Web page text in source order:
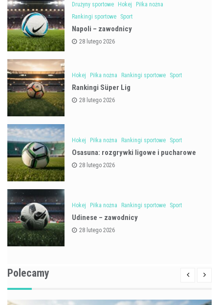
Drużyny sportowe Hokej
Piłka nożna
Rankingi sportowe
Sport
Napoli – zawodnicy
28 lutego 2026
Hokej Piłka nożna Rankingi sportowe Sport
Rankingi Süper Lig
28 lutego 2026
Hokej Piłka nożna Rankingi sportowe Sport
Osasuna: rozgrywki ligowe i pucharowe
28 lutego 2026
Hokej Piłka nożna Rankingi sportowe Sport
Udinese – zawodnicy
28 lutego 2026
Polecamy